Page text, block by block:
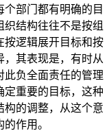
个部门都有明确的目
结构往往不是按组
按逻辑展开目标和按
其表现是，有时从
此负全面责任的管理
定重要的目标，这种
构的调整，从这个意
作用。